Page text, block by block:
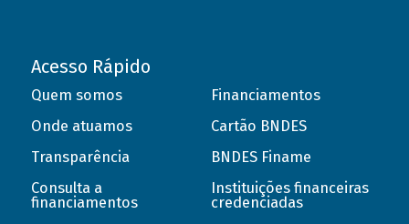
Acesso Rápido
Quem somos
Onde atuamos
Transparência
Consulta a
financiamentos
Financiamentos
Cartão BNDES
BNDES Finame
Instituições financeiras
credenciadas